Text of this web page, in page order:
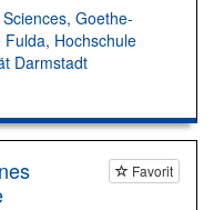
, Goethe-
Fulda, Hochschule
Darmstadt
Favorit